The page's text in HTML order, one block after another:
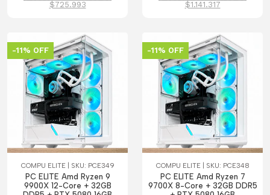
$725.993
$1.141.317
-11% OFF
COMPU ELITE | SKU: PCE349
PC ELITE Amd Ryzen 9
9900X 12-Core + 32GB
-11% OFF
COMPU ELITE | SKU: PCE348
PC ELITE Amd Ryzen 7
9700X 8-Core + 32GB DDR5